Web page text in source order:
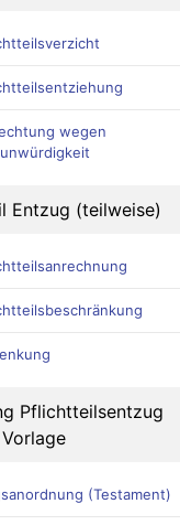
wegen
Entzug (teilweise)
Pflichtteilsentzug
(Testament)